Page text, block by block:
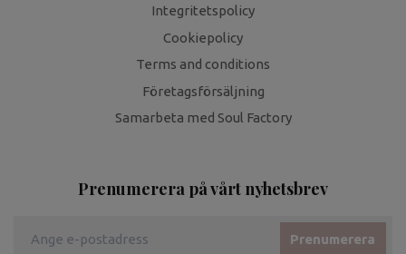
Integritetspolicy
Cookiepolicy
Terms and conditions
Företagsförsäljning
Samarbeta med Soul Factory
Prenumerera på vårt nyhetsbrev
Prenumerera